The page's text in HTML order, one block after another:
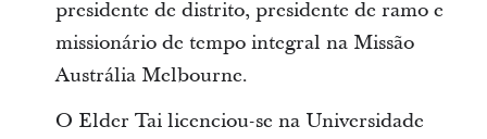
presidente de distrito, presidente de ramo e
missionário de tempo integral na Missão
Austrália Melbourne.
O Elder Tai licenciou-se na Universidade